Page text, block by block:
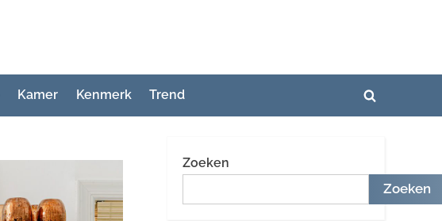
Kamer Kenmerk Trend
Toggle
Zoeken
Zoeken